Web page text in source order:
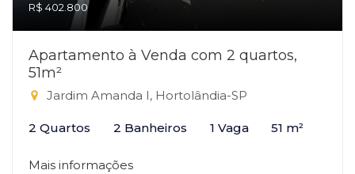
R$ 402.800
Apartamento à Venda com 2 quartos,
51m²
Jardim Amanda I, Hortolândia-SP
2 Quartos 2 Banheiros 1 Vaga 51 m²
Mais informações